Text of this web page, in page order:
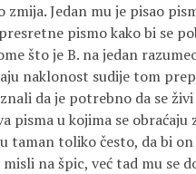
zmija. Jedan mu je pisao
pismo kako bi se
što je B. na jedan
naklonost sudije tom
da je potrebno da se
pisma u kojima se
taman toliko često, da bi
na špic, već tad mu se